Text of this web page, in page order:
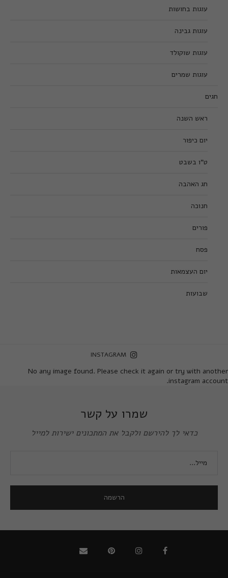
עוגות בחושות
עוגות גבינה
עוגות שוקולד
עוגות שמרים
חגים
ראש השנה
יום כיפור
ט”ו בשבט
חג האהבה
חנוכה
פורים
פסח
יום העצמאות
שבועות
INSTAGRAM
No any image found. Please check it again or try with another
instagram account.
שמרו על קשר
כדאי לך להירשם ולקבל את המתכונים ישירות למייל